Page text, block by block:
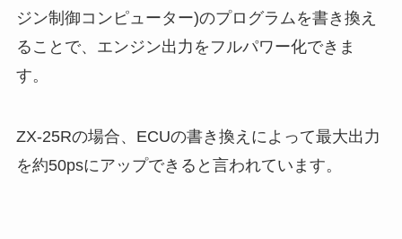
ジン制御コンピューター)のプログラムを書き換え
ることで、エンジン出力をフルパワー化できま
す。
ZX-25Rの場合、ECUの書き換えによって最大出力
を約50psにアップできると言われています。